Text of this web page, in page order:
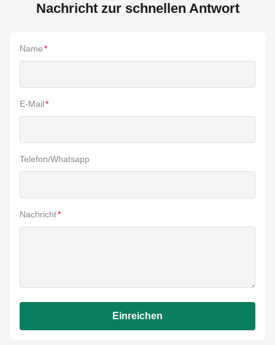
Nachricht zur schnellen Antwort
Name*
E-Mail*
Telefon/Whatsapp
Nachricht*
Einreichen